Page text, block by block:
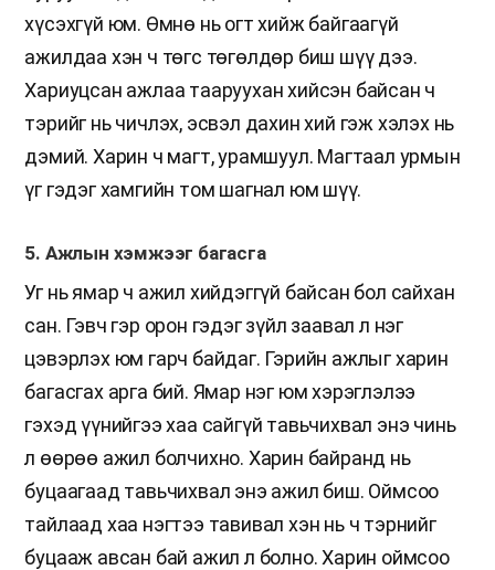
хүсэхгүй юм. Өмнө нь огт хийж байгаагүй
ажилдаа хэн ч төгс төгөлдөр биш шүү дээ.
Хариуцсан ажлаа тааруухан хийсэн байсан ч
тэрийг нь чичлэх, эсвэл дахин хий гэж хэлэх нь
дэмий. Харин ч магт, урамшуул. Магтаал урмын
үг гэдэг хамгийн том шагнал юм шүү.
5. Ажлын хэмжээг багасга
Уг нь ямар ч ажил хийдэггүй байсан бол сайхан
сан. Гэвч гэр орон гэдэг зүйл заавал л нэг
цэвэрлэх юм гарч байдаг. Гэрийн ажлыг харин
багасгах арга бий. Ямар нэг юм хэрэглэлээ
гэхэд үүнийгээ хаа сайгүй тавьчихвал энэ чинь
л өөрөө ажил болчихно. Харин байранд нь
буцаагаад тавьчихвал энэ ажил биш. Оймсоо
тайлаад хаа нэгтээ тавивал хэн нь ч тэрнийг
буцааж авсан бай ажил л болно. Харин оймсоо